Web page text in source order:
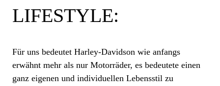
LIFESTYLE:
Für uns bedeutet Harley-Davidson wie anfangs
erwähnt mehr als nur Motorräder, es bedeutete einen
ganz eigenen und individuellen Lebensstil zu